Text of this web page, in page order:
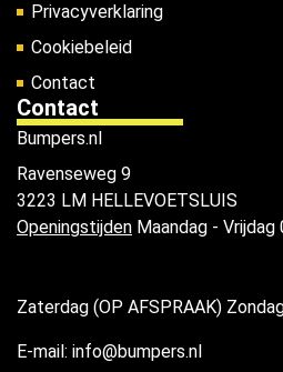
Privacyverklaring
Cookiebeleid
Contact
Contact
Bumpers.nl
Ravenseweg 9
3223 LM HELLEVOETSLUIS
Openingstijden Maandag -
Zaterdag (OP AFSPRAAK)
E-mail: info@bumpers.nl